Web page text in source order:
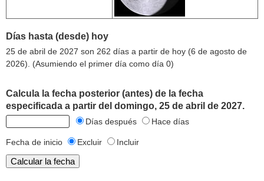
Días hasta (desde) hoy
25 de abril de 2027 son 262 días a partir de hoy (6 de agosto de
2026). (Asumiendo el primer día como día 0)
Calcula la fecha posterior (antes) de la fecha
especificada a partir del domingo, 25 de abril de 2027.
Días después Hace días
Fecha de inicio Excluir Incluir